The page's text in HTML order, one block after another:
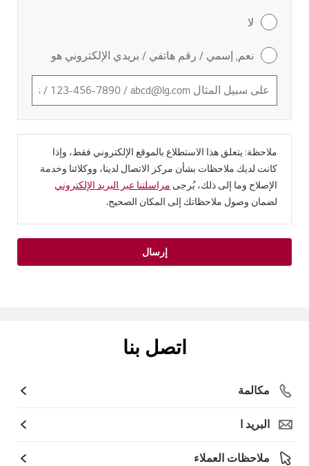
لا
نعم, إسمي / رقم هاتفي / بريدي الإلكتروني هو
ملاحظة: يتعلق هذا الاستطلاع بالموقع الإلكتروني فقط، وإذا
كانت لديك ملاحظات بشأن مركز الاتصال لدينا، ووكلائنا وخدمة
الإصلاح وما إلى ذلك، يُرجى مراسلتنا عبر البريد الإلكتروني
لضمان وصول ملاحظاتك إلى المكان الصحيح.
إرسال
اتصل بنا
مكالمة
البريد ا
ملاحظات العملاء